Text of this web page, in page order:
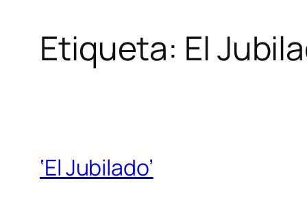
Etiqueta: El
‘El Jubilado’